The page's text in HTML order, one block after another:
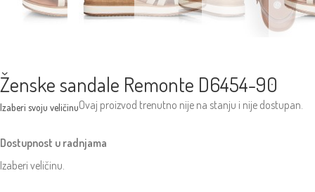
Ženske sandale Remonte D6454-90
Ovaj proizvod trenutno nije na stanju i nije dostupan.
Dostupnost u radnjama
Izaberi veličinu.